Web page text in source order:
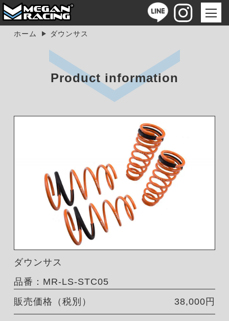
ホーム ダウンサス
Product information
ダウンサス
品番：MR-LS-STC05
販売価格（税別）
38,000円